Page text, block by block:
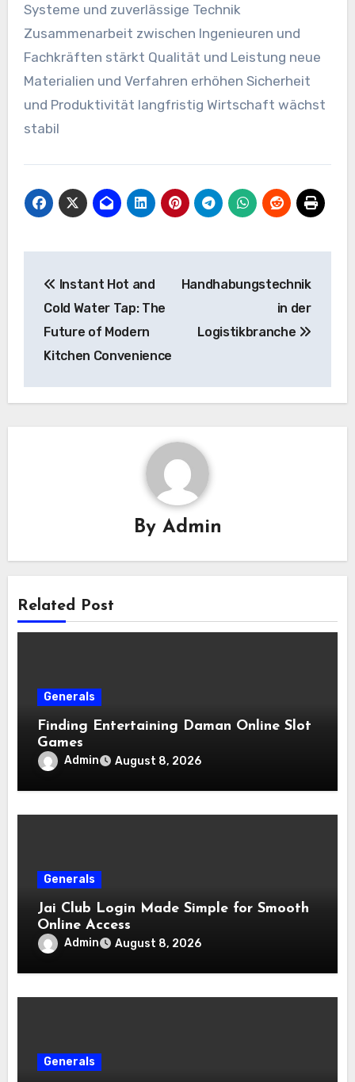
Systeme und zuverlässige Technik
Zusammenarbeit zwischen Ingenieuren und
Fachkräften stärkt Qualität und Leistung neue
Materialien und Verfahren erhöhen Sicherheit
und Produktivität langfristig Wirtschaft wächst
stabil
navigation
Instant Hot and
Cold Water Tap: The
Future of Modern
Kitchen Convenience
Handhabungstechnik
in der
Logistikbranche
By Admin
Related Post
Generals
Finding Entertaining Daman Online Slot
Games
Admin August 8, 2026
Generals
Jai Club Login Made Simple for Smooth
Online Access
Admin August 8, 2026
Generals